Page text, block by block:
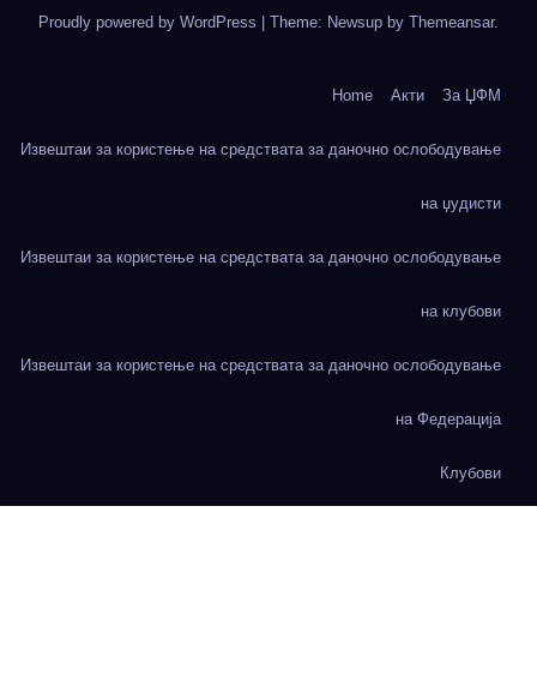
Proudly powered by WordPress Theme: Newsup by Themeansar.
Home Акти За ЏФМ
Извештаи за користење на средствата за даночно ослободување
на џудисти
Извештаи за користење на средствата за даночно ослободување
на клубови
Извештаи за користење на средствата за даночно ослободување
на Федерација
Клубови